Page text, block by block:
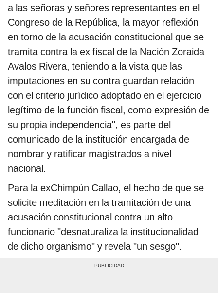
a las señoras y señores representantes en el
Congreso de la República, la mayor reflexión
en torno de la acusación constitucional que se
tramita contra la ex fiscal de la Nación Zoraida
Avalos Rivera, teniendo a la vista que las
imputaciones en su contra guardan relación
con el criterio jurídico adoptado en el ejercicio
legítimo de la función fiscal, como expresión de
su propia independencia", es parte del
comunicado de la institución encargada de
nombrar y ratificar magistrados a nivel
nacional.
Para la exChimpún Callao, el hecho de que se
solicite meditación en la tramitación de una
acusación constitucional contra un alto
funcionario "desnaturaliza la institucionalidad
de dicho organismo" y revela "un sesgo".